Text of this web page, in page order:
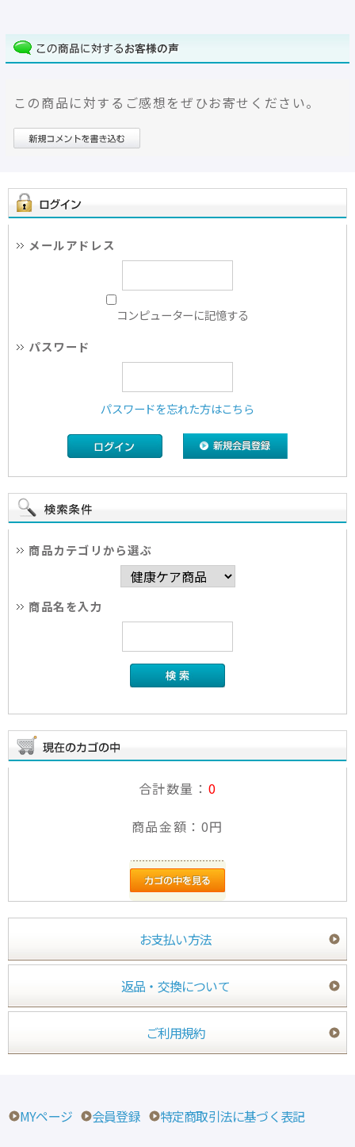
メールアドレス
コンピューターに記憶する
パスワード
パスワードを忘れた方はこちら
商品カテゴリから選ぶ
商品名を入力
合計数量： 0
商品金額： 0円
お支払い方法
返品・交換について
ご利用規約
この商品に対するご感想をぜひお寄せください。
MYページ 会員登録 特定商取引法に基づく表記